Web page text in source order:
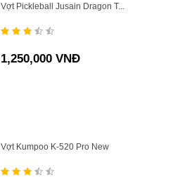
Vợt Pickleball Jusain Dragon T...
1,250,000 VNĐ
Vợt Kumpoo K-520 Pro New